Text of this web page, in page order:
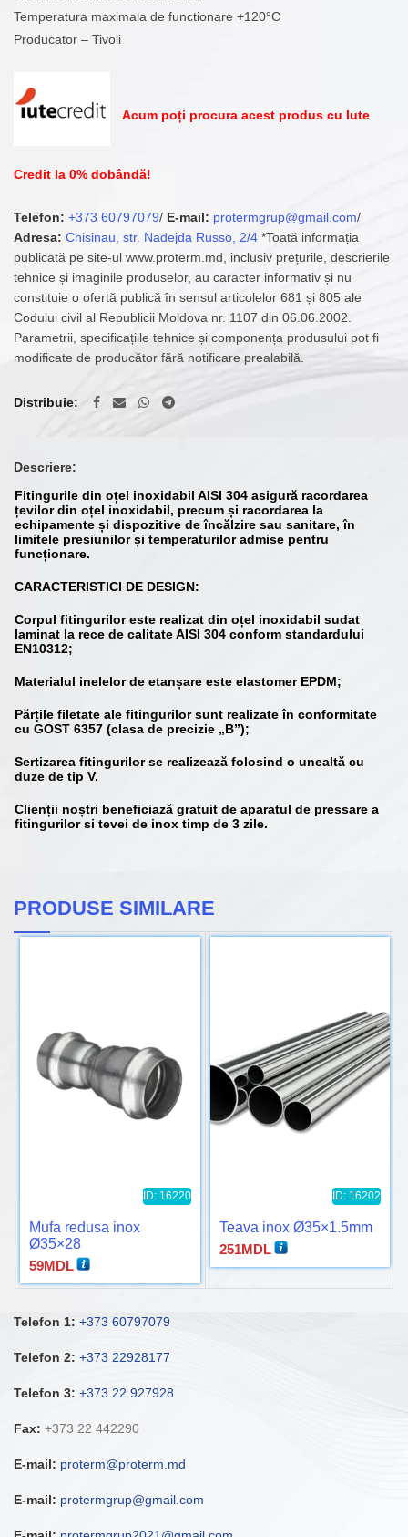
Temperatura maximala de functionare +120°C
Producator – Tivoli
Acum poți procura acest produs cu Iute
Credit la 0% dobândă!
Telefon: +373 60797079/ E-mail: protermgrup@gmail.com/
Adresa: Chisinau, str. Nadejda Russo, 2/4 *Toată informația
publicată pe site-ul www.proterm.md, inclusiv prețurile, descrierile
tehnice și imaginile produselor, au caracter informativ și nu
constituie o ofertă publică în sensul articolelor 681 și 805 ale
Codului civil al Republicii Moldova nr. 1107 din 06.06.2002.
Parametrii, specificațiile tehnice și componența produsului pot fi
modificate de producător fără notificare prealabilă.
Distribuie
Descriere:
Fitingurile din oțel inoxidabil AISI 304 asigură racordarea
țevilor din oțel inoxidabil, precum și racordarea la
echipamente și dispozitive de încălzire sau sanitare, în
limitele presiunilor și temperaturilor admise pentru
funcționare.
CARACTERISTICI DE DESIGN:
Corpul fitingurilor este realizat din oțel inoxidabil sudat
laminat la rece de calitate AISI 304 conform standardului
EN10312;
Materialul inelelor de etanșare este elastomer EPDM;
Părțile filetate ale fitingurilor sunt realizate în conformitate
cu GOST 6357 (clasa de precizie „B”);
Sertizarea fitingurilor se realizează folosind o unealtă cu
duze de tip V.
Clienții noștri beneficiază gratuit de aparatul de pressare a
fitingurilor si tevei de inox timp de 3 zile.
PRODUSE SIMILARE
ID: 16220
Mufa redusa inox
Ø35×28
59MDL
ID: 16202
Teava inox Ø35×1.5mm
251MDL
Telefon 1: +373 60797079
Telefon 2: +373 22928177
Telefon 3: +373 22 927928
Fax: +373 22 442290
E-mail: proterm@proterm.md
E-mail: protermgrup@gmail.com